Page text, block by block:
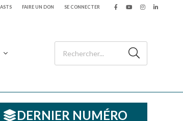
FAIRE UN DON SE CONNECTER
DERNIER NUMÉRO